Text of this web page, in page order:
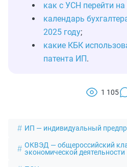
как с УСН перейти на
календарь
2025 году;
какие КБК
патента ИП.
1 105
ИП — индивидуальный
ОКВЭД — общероссийский
экономической деятельности